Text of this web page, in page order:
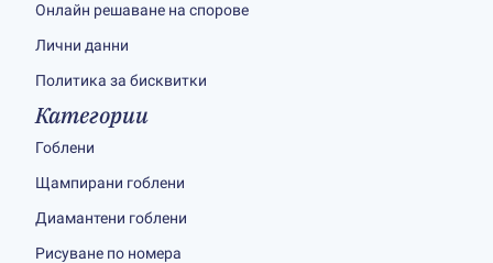
Онлайн решаване на спорове
Лични данни
Политика за бисквитки
Категории
Гоблени
Щампирани гоблени
Диамантени гоблени
Рисуване по номера